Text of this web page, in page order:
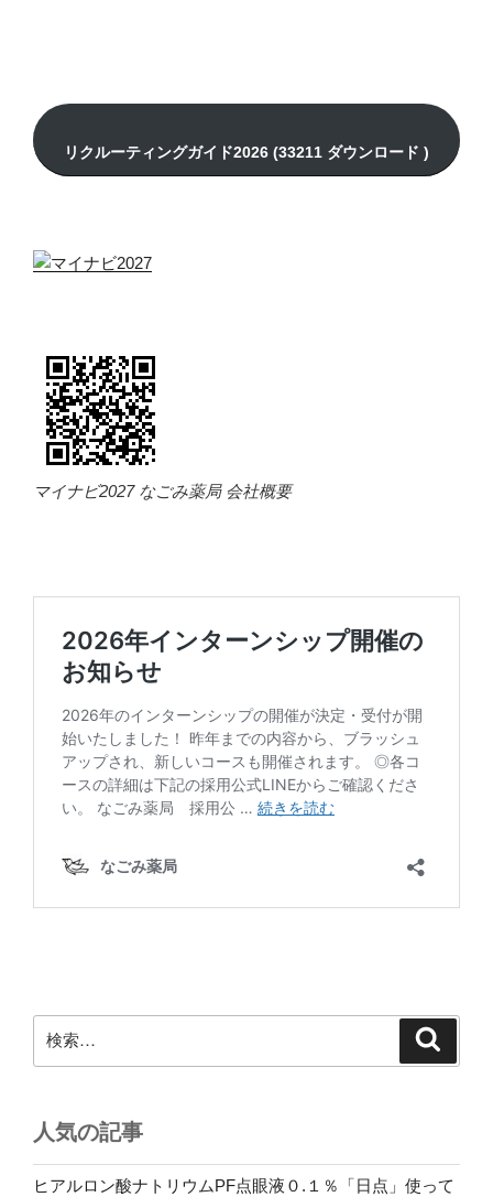
マイナビ2027 なごみ薬局 会社概要
索:
人気の記事
ヒアルロン酸ナトリウムPF点眼液０.１％「日点」使って